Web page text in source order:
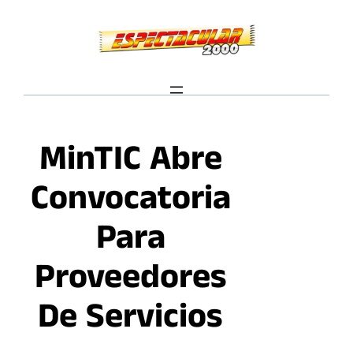
MinTIC Abre
Convocatoria
Para
Proveedores
De Servicios